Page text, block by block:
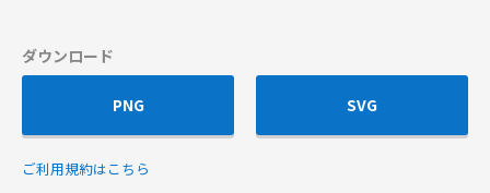
ダウンロード
PNG SVG
ご利用規約はこちら